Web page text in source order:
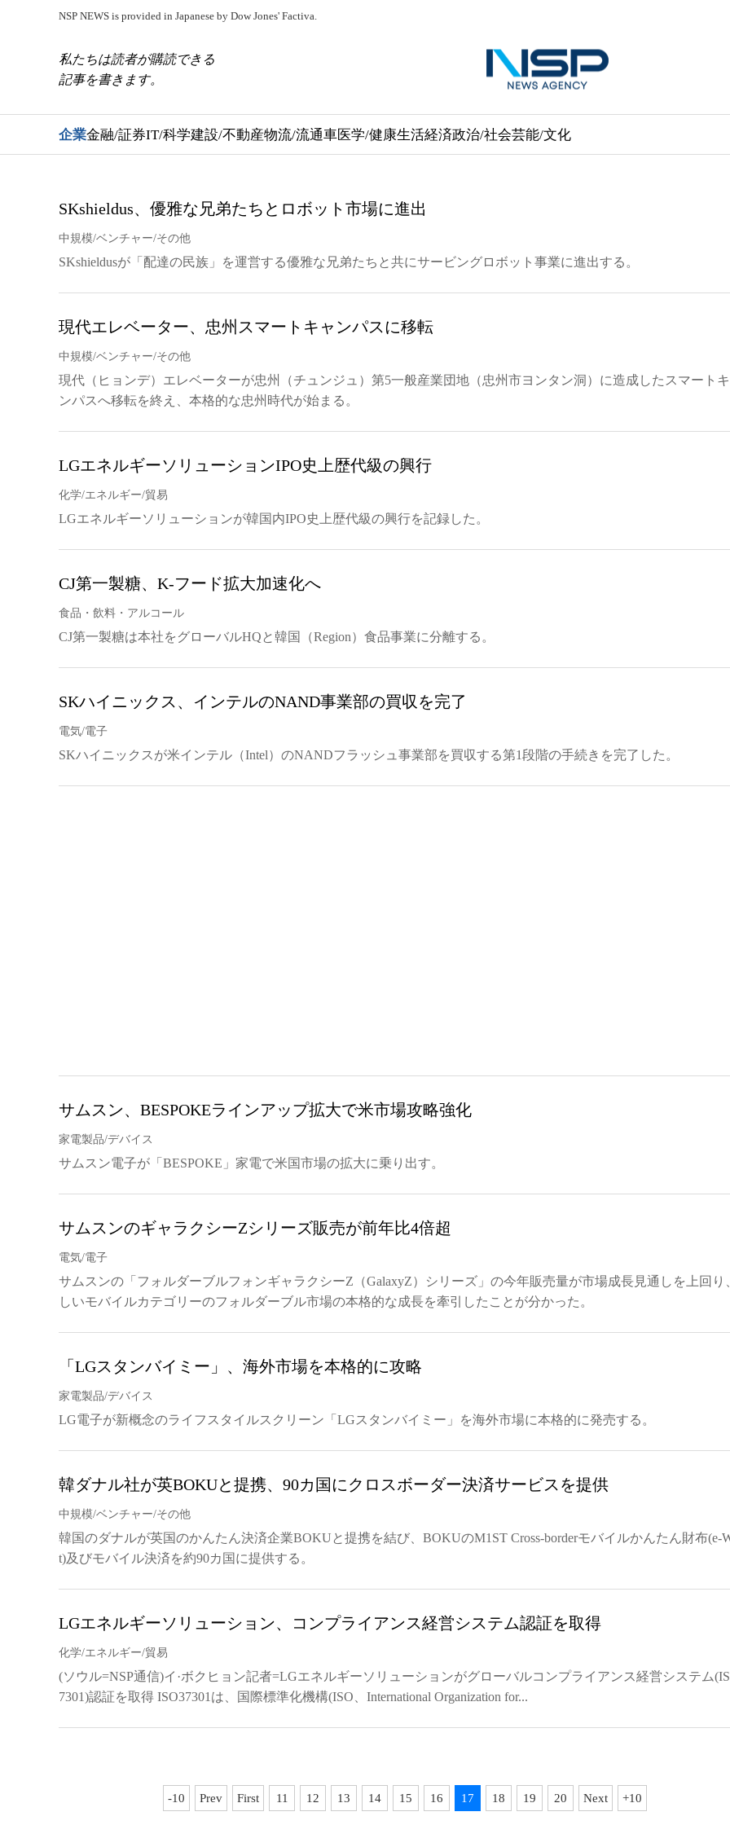
NSP NEWS is provided in Japanese by Dow Jones' Factiva.
私たちは読者が購読できる
記事を書きます。
企業金融/証券IT/科学建設/不動産物流/流通車医学/健康生活経済政治/社会芸能/文化
SKshieldus、優雅な兄弟たちとロボット市場に進出
中規模/ベンチャー/その他
SKshieldusが「配達の民族」を運営する優雅な兄弟たちと共にサービングロボット事業に進出する。
現代エレベーター、忠州スマートキャンパスに移転
中規模/ベンチャー/その他
現代（ヒョンデ）エレベーターが忠州（チュンジュ）第5一般産業団地（忠州市ヨンタン洞）に造成したスマート
ンパスへ移転を終え、本格的な忠州時代が始まる。
LGエネルギーソリューションIPO史上歴代級の興行
化学/エネルギー/貿易
LGエネルギーソリューションが韓国内IPO史上歴代級の興行を記録した。
CJ第一製糖、K-フード拡大加速化へ
食品・飲料・アルコール
CJ第一製糖は本社をグローバルHQと韓国（Region）食品事業に分離する。
SKハイニックス、インテルのNAND事業部の買収を完了
電気/電子
SKハイニックスが米インテル（Intel）のNANDフラッシュ事業部を買収する第1段階の手続きを完了した。
サムスン、BESPOKEラインアップ拡大で米市場攻略強化
家電製品/デバイス
サムスン電子が「BESPOKE」家電で米国市場の拡大に乗り出す。
サムスンのギャラクシーZシリーズ販売が前年比4倍超
電気/電子
サムスンの「フォルダーブルフォンギャラクシーZ（GalaxyZ）シリーズ」の今年販売量が市場成長見通しを上回り
しいモバイルカテゴリーのフォルダーブル市場の本格的な成長を牽引したことが分かった。
「LGスタンバイミー」、海外市場を本格的に攻略
家電製品/デバイス
LG電子が新概念のライフスタイルスクリーン「LGスタンバイミー」を海外市場に本格的に発売する。
韓ダナル社が英BOKUと提携、90カ国にクロスボーダー決済サービスを提供
中規模/ベンチャー/その他
韓国のダナルが英国のかんたん決済企業BOKUと提携を結び、BOKUのM1ST Cross-borderモバイルかんたん財布(e-
t)及びモバイル決済を約90カ国に提供する。
LGエネルギーソリューション、コンプライアンス経営システム認証を取得
化学/エネルギー/貿易
(ソウル=NSP通信)イ·ボクヒョン記者=LGエネルギーソリューションがグローバルコンプライアンス経営システム
7301)認証を取得 ISO37301は、国際標準化機構(ISO、International Organization for...
-10 Prev First 11 12 13 14 15 16 17 18 19 20 Next +10